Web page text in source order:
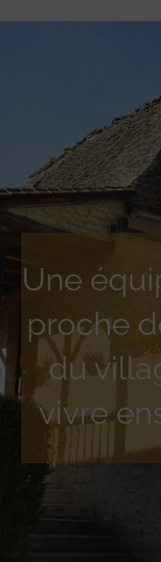
Une
proche
du
vivre